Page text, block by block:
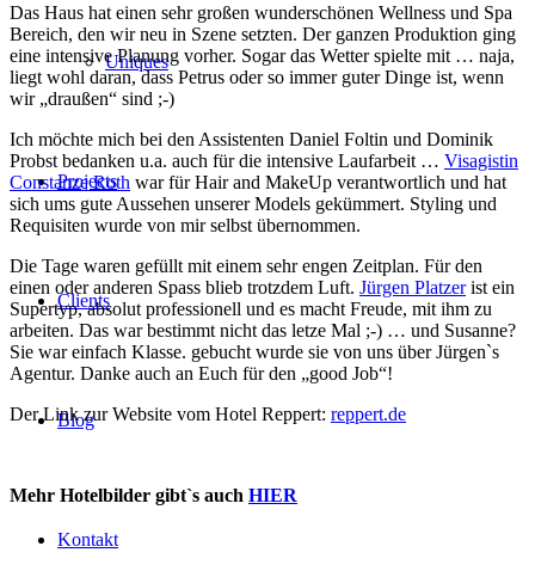
Uniques
Projects
Clients
Blog
Kontakt
Das Haus hat einen sehr großen wunderschönen Wellness und Spa
Bereich, den wir neu in Szene setzten. Der ganzen Produktion ging
eine intensive Planung vorher. Sogar das Wetter spielte mit … naja,
liegt wohl daran, dass Petrus oder so immer guter Dinge ist, wenn
wir „draußen“ sind ;-)
Ich möchte mich bei den Assistenten Daniel Foltin und Dominik
Probst bedanken u.a. auch für die intensive Laufarbeit … Visagistin
Constanze Roth war für Hair and MakeUp verantwortlich und hat
sich ums gute Aussehen unserer Models gekümmert. Styling und
Requisiten wurde von mir selbst übernommen.
Die Tage waren gefüllt mit einem sehr engen Zeitplan. Für den
einen oder anderen Spass blieb trotzdem Luft. Jürgen Platzerist ein
Supertyp, absolut professionell und es macht Freude, mit ihm zu
arbeiten. Das war bestimmt nicht das letze Mal ;-) … und Susanne?
Sie war einfach Klasse. gebucht wurde sie von uns über Jürgen`s
Agentur. Danke auch an Euch für den „good Job“!
Der Link zur Website vom Hotel Reppert: reppert.de
Mehr Hotelbilder gibt`s auch HIER